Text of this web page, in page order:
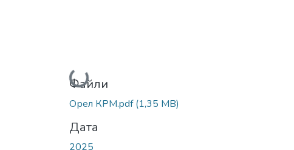
Вантажиться...
Файли
Орел КРМ.pdf(1,35 MB)
Дата
2025